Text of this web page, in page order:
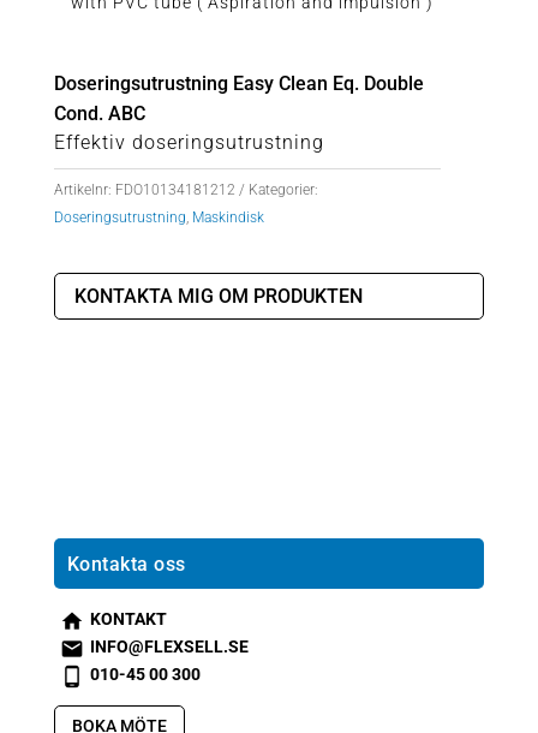
Doseringsutrustning Easy Clean Eq. Double
Cond. ABC
Effektiv doseringsutrustning
Artikelnr: FDO10134181212
Kategorier:
Doseringsutrustning, Maskindisk
KONTAKTA MIG OM PRODUKTEN
Kontakta oss
s
m
t2
KONTAKT
s
m
t1
INFO@FLEXSELL.SE
s
010-45 00 300
BOKA MÖTE